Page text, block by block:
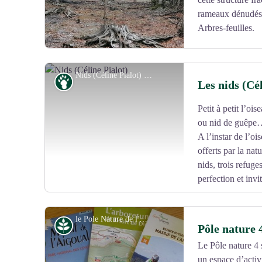
rameaux
Arbres-feuilles.
Nids (Céline Pialot) - © E. Fréget
Faune Les nids
Petit à petit
ou nid de
A l’instar de
offerts par la
nids, trois
perfection et
le Pole Nature de l'Aigoual - Béatrice Galzin
Milieu naturel Pôle nature
Le Pôle nature 4
un espace